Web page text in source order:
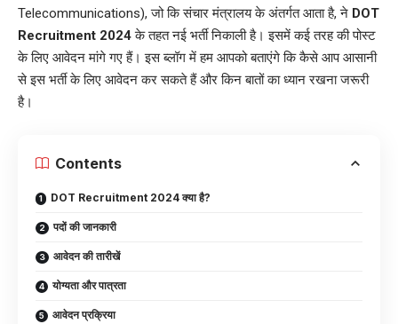
Telecommunications), जो कि संचार मंत्रालय के अंतर्गत आता है, ने DOT
Recruitment 2024के तहत नई भर्ती निकाली है। इसमें कई तरह की पोस्ट
के लिए आवेदन मांगे गए हैं। इस ब्लॉग में हम आपको बताएंगे कि कैसे आप आसानी
से इस भर्ती के लिए आवेदन कर सकते हैं और किन बातों का ध्यान रखना जरूरी
है।
Contents
DOT Recruitment 2024 क्या है?
पदों की जानकारी
आवेदन की तारीखें
योग्यता और पात्रता
आवेदन प्रक्रिया